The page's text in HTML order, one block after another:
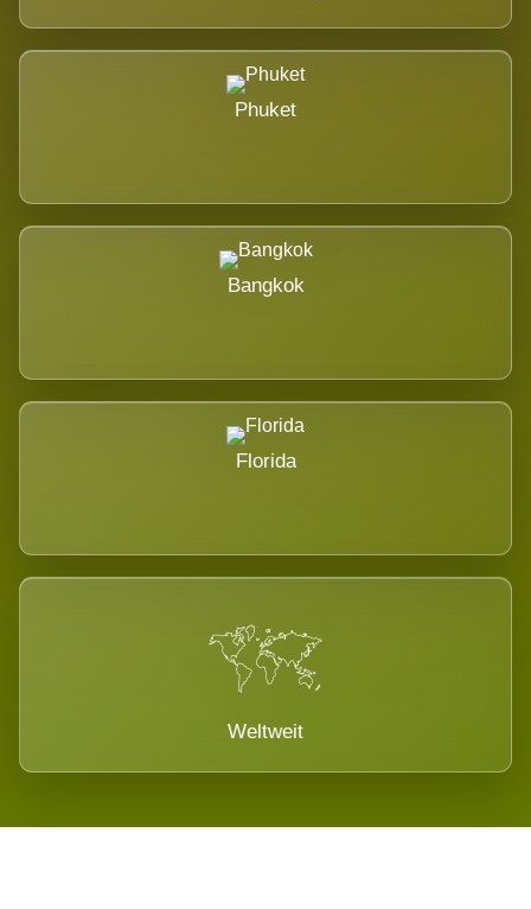
Phuket
Bangkok
Florida
Weltweit